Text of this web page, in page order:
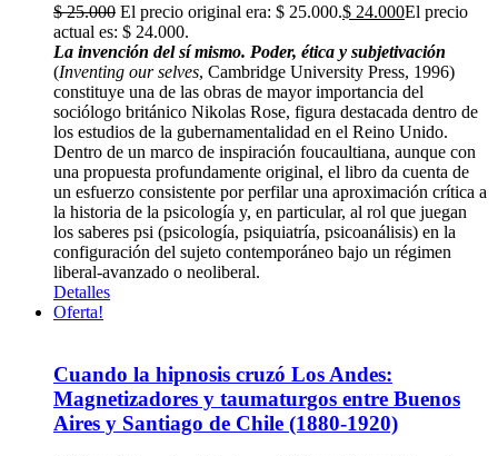
$25.000 El precio original era: $ 25.000.$ 24.000El precio
actual es: $ 24.000.
La invención del sí mismo. Poder, ética y subjetivación
(Inventing our selves, Cambridge University Press, 1996)
constituye una de las obras de mayor importancia del
sociólogo británico Nikolas Rose, figura destacada dentro de
los estudios de la gubernamentalidad en el Reino Unido.
Dentro de un marco de inspiración foucaultiana, aunque con
una propuesta profundamente original, el libro da cuenta de
un esfuerzo consistente por perfilar una aproximación crítica a
la historia de la psicología y, en particular, al rol que juegan
los saberes psi (psicología, psiquiatría, psicoanálisis) en la
configuración del sujeto contemporáneo bajo un régimen
liberal-avanzado o neoliberal.
Detalles
Oferta!
Cuando la hipnosis cruzó Los Andes:
Magnetizadores y taumaturgos entre Buenos
Aires y Santiago de Chile (1880-1920)